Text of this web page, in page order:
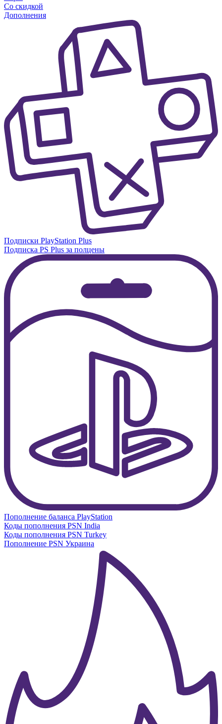
Со скидкой
Дополнения
Подписки PlayStation Plus
Подписка PS Plus за полцены
Пополнение баланса PlayStation
Коды пополнения PSN India
Коды пополнения PSN Turkey
Пополнение PSN Украина